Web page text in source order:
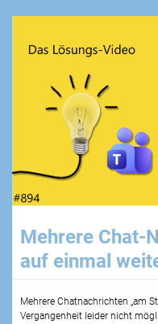
Mehrere Chat-
auf einmal
Mehrere Chatnachrichten „am
Vergangenheit leider nicht